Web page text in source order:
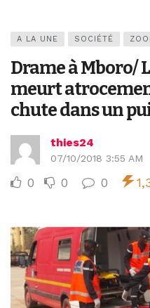
A LA UNE SOCIÉTÉ
Drame à Mboro/
meurt
chute dans un
thies24
07/10/2018 3:55 AM
0 0 0